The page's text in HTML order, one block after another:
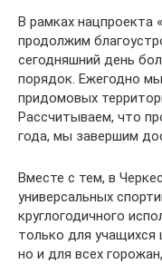
В рамках нацпроекта
продолжим
сегодняшний день
порядок. Ежегодно
придомовых
Рассчитываем, что
года, мы завершим
Вместе с тем, в
универсальных
круглогодичного
только для
но и для всех